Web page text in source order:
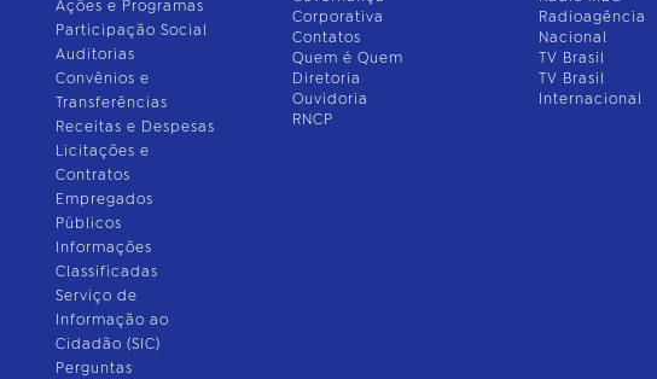
Ações e Programas
Participação Social
Auditorias
Convênios e
Transferências
Receitas e Despesas
Licitações e
Contratos
Empregados
Públicos
Informações
Classificadas
Serviço de
Informação ao
Cidadão (SIC)
Perguntas
Corporativa
Contatos
Quem é Quem
Diretoria
Ouvidoria
RNCP
Radioagência
Nacional
TV Brasil
TV Brasil
Internacional